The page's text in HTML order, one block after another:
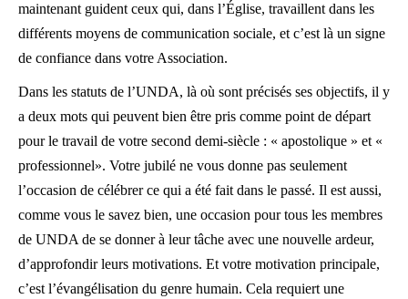
maintenant guident ceux qui, dans l’Église, travaillent dans les
différents moyens de communication sociale, et c’est là un signe
de confiance dans votre Association.
Dans les statuts de l’UNDA, là où sont précisés ses objectifs, il y
a deux mots qui peuvent bien être pris comme point de départ
pour le travail de votre second demi-siècle : « apostolique » et «
professionnel». Votre jubilé ne vous donne pas seulement
l’occasion de célébrer ce qui a été fait dans le passé. Il est aussi,
comme vous le savez bien, une occasion pour tous les membres
de UNDA de se donner à leur tâche avec une nouvelle ardeur,
d’approfondir leurs motivations. Et votre motivation principale,
c’est l’évangélisation du genre humain. Cela requiert une